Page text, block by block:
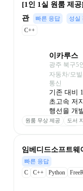
[1인 1실 원룸 제
관
빠른 응답
성실
C++
이카루스
광주 북구5
자동차/모
통신
기존 대비
초고속 저
행선을 개
원룸 무상 제공 도서
임베디드소프트웨
빠른 응답
C
C++ Python